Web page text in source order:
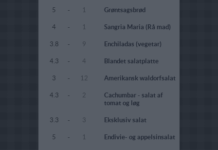
5 - 1 Grøntsagsbrød
4 - 1 Sangria Maria (Rå mad)
3.8 - 9 Enchiladas (vegetar)
4.3 - 4 Blandet salatplatte
3 - 12 Amerikansk waldorfsalat
4.3 - 2
Cachumbar - salat af
tomat og løg
3.3 - 3 Eksklusiv salat
5 - 1 Endivie- og appelsinsalat